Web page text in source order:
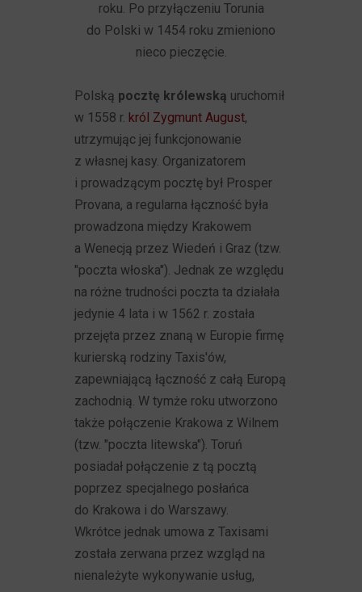
roku. Po przyłączeniu Torunia
do Polski w 1454 roku zmieniono
nieco pieczęcie.
Polską pocztę królewską uruchomił
w 1558 r. król Zygmunt August,
utrzymując jej funkcjonowanie
z własnej kasy. Organizatorem
i prowadzącym pocztę był Prosper
Provana, a regularna łączność była
prowadzona między Krakowem
a Wenecją przez Wiedeń i Graz (tzw.
"poczta włoska"). Jednak ze względu
na różne trudności poczta ta działała
jedynie 4 lata i w 1562 r. została
przejęta przez znaną w Europie firmę
kurierską rodziny Taxis'ów,
zapewniającą łączność z całą Europą
zachodnią. W tymże roku utworzono
także połączenie Krakowa z Wilnem
(tzw. "poczta litewska"). Toruń
posiadał połączenie z tą pocztą
poprzez specjalnego posłańca
do Krakowa i do Warszawy.
Wkrótce jednak umowa z Taxisami
została zerwana przez wzgląd na
nienależyte wykonywanie usług,